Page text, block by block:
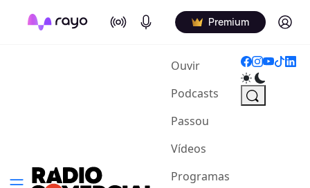
On Air Podcasts Premium Log in
Ouvir(current)
Podcasts
Passou
Vídeos
Programas